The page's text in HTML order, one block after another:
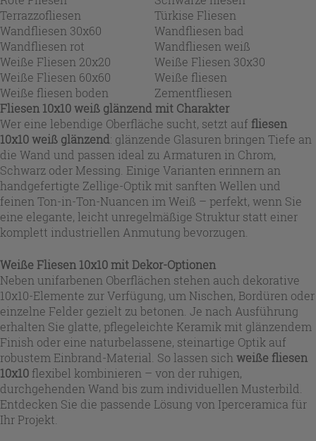
Terrazzofliesen
Türkise Fliesen
Wandfliesen 30x60
Wandfliesen bad
Wandfliesen rot
Wandfliesen weiß
Weiße Fliesen 20x20
Weiße Fliesen 30x30
Weiße Fliesen 60x60
Weiße fliesen
Weiße fliesen boden
Zementfliesen
Fliesen 10x10 weiß glänzend mit Charakter
Wer eine lebendige Oberfläche sucht, setzt auf fliesen
10x10 weiß glänzend: glänzende Glasuren bringen Tiefe an
die Wand und passen ideal zu Armaturen in Chrom,
Schwarz oder Messing. Einige Varianten erinnern an
handgefertigte Zellige-Optik mit sanften Wellen und
feinen Ton-in-Ton-Nuancen im Weiß – perfekt, wenn Sie
eine elegante, leicht unregelmäßige Struktur statt einer
komplett industriellen Anmutung bevorzugen.
Weiße Fliesen 10x10 mit Dekor-Optionen
Neben unifarbenen Oberflächen stehen auch dekorative
10x10-Elemente zur Verfügung, um Nischen, Bordüren oder
einzelne Felder gezielt zu betonen. Je nach Ausführung
erhalten Sie glatte, pflegeleichte Keramik mit glänzendem
Finish oder eine naturbelassene, steinartige Optik auf
robustem Einbrand-Material. So lassen sich weiße fliesen
10x10 flexibel kombinieren – von der ruhigen,
durchgehenden Wand bis zum individuellen Musterbild.
Entdecken Sie die passende Lösung von Iperceramica für
Ihr Projekt.